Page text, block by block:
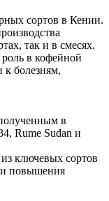
сортов в Кении.
так и в смесях.
в кофейной
к болезням,
в
Rume Sudan и
ключевых сортов
и повышения